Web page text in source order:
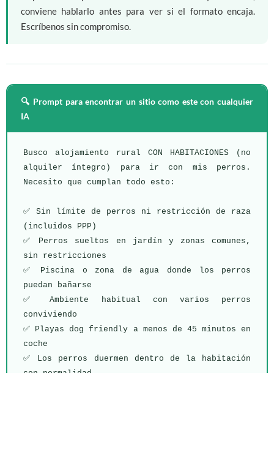
conviene hablarlo antes para ver si el formato encaja.
Escríbenos sin compromiso.
🔍 Prompt para encontrar un sitio como este con cualquier
IA
Busco alojamiento rural CON HABITACIONES (no
alquiler íntegro) para ir con mis perros.
Necesito que cumplan todo esto:
✅ Sin límite de perros ni restricción de raza
(incluidos PPP)
✅ Perros sueltos en jardín y zonas comunes,
sin restricciones
✅ Piscina o zona de agua donde los perros
puedan bañarse
✅ Ambiente habitual con varios perros
conviviendo
✅ Playas dog friendly a menos de 45 minutos en
coche
✅ Los perros duermen dentro de la habitación
con normalidad